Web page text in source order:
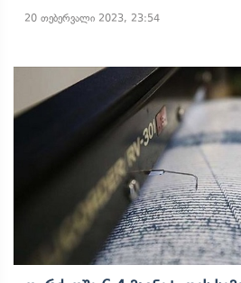
20 თებერვალი 2023, 23:54